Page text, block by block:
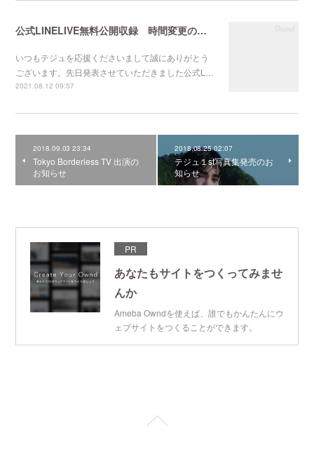
公式LINELIVE無料公開収録 時間変更のお知らせ
いつもテジュを応援くださいまして誠にありがとう
ございます。先日発表させていただきました公式L…
2021.08.12 09:57
2018.09.03 23:34
Tokyo Borderless TV 出演の
お知らせ
2018.08.25 02:07
テジュ１st写真集発売のお
知らせ
PR
あなたもサイトをつくってみませ
んか
Ameba Owndを使えば、誰でもかんたんにウ
ェブサイトをつくることができます。